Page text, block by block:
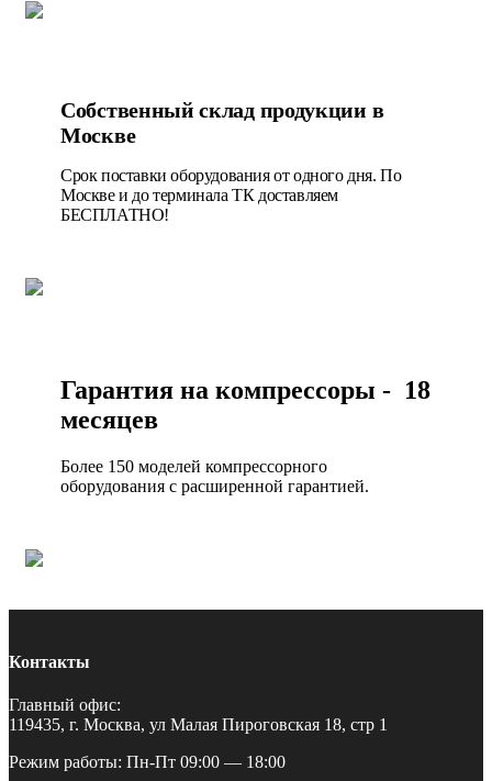
Собственный склад продукции в
Москве
Срок поставки оборудования от одного дня. По
Москве и до терминала ТК доставляем
БЕСПЛАТНО!
Гарантия на компрессоры - 18
месяцев
Более 150 моделей компрессорного
оборудования с расширенной гарантией.
Контакты
Главный офис:
119435, г. Москва, ул Малая Пироговская 18, стр 1
Режим работы: Пн-Пт 09:00 — 18:00